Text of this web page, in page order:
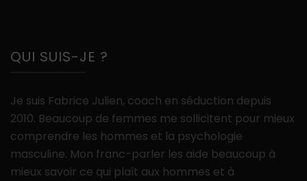
QUI SUIS-JE ?
Je suis Fabrice Julien, coach en séduction depuis
2010. Beaucoup de femmes me sollicitent pour mieux
comprendre les hommes et la psychologie
masculine. Mon franc-parler les aide beaucoup à
mieux savoir ce qui plaît aux hommes et à